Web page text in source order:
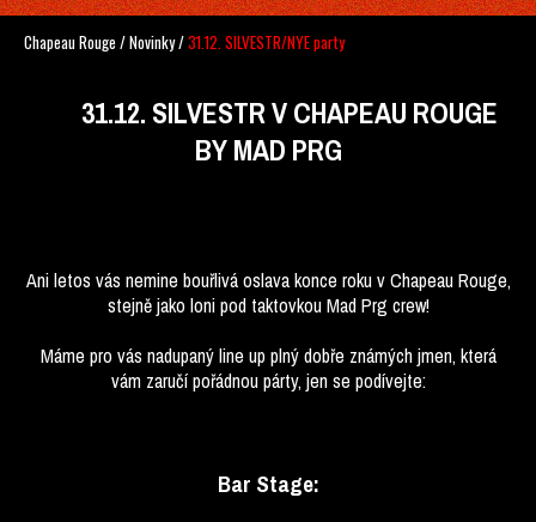
Chapeau Rouge /Novinky/31.12. SILVESTR/NYE party
31.12. SILVESTR V CHAPEAU ROUGE
BY MAD PRG
Ani letos vás nemine bouřlivá oslava konce roku v Chapeau Rouge,
stejně jako loni pod taktovkou Mad Prg crew!
Máme pro vás nadupaný line up plný dobře známých jmen, která
vám zaručí pořádnou párty, jen se podívejte:
Bar Stage: